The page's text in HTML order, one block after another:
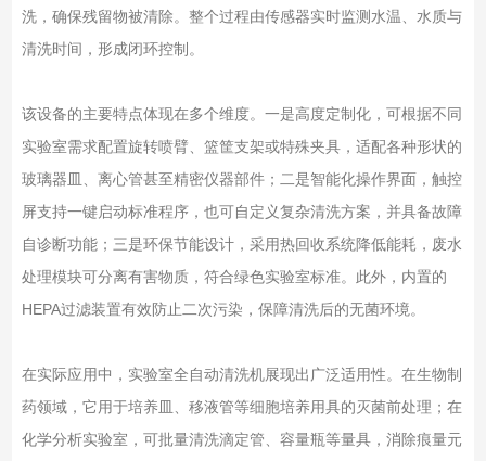
洗，确保残留物被清除。整个过程由传感器实时监测水温、水质与
清洗时间，形成闭环控制。
该设备的主要特点体现在多个维度。一是高度定制化，可根据不同
实验室需求配置旋转喷臂、篮筐支架或特殊夹具，适配各种形状的
玻璃器皿、离心管甚至精密仪器部件；二是智能化操作界面，触控
屏支持一键启动标准程序，也可自定义复杂清洗方案，并具备故障
自诊断功能；三是环保节能设计，采用热回收系统降低能耗，废水
处理模块可分离有害物质，符合绿色实验室标准。此外，内置的
HEPA过滤装置有效防止二次污染，保障清洗后的无菌环境。
在实际应用中，实验室全自动清洗机展现出广泛适用性。在生物制
药领域，它用于培养皿、移液管等细胞培养用具的灭菌前处理；在
化学分析实验室，可批量清洗滴定管、容量瓶等量具，消除痕量元